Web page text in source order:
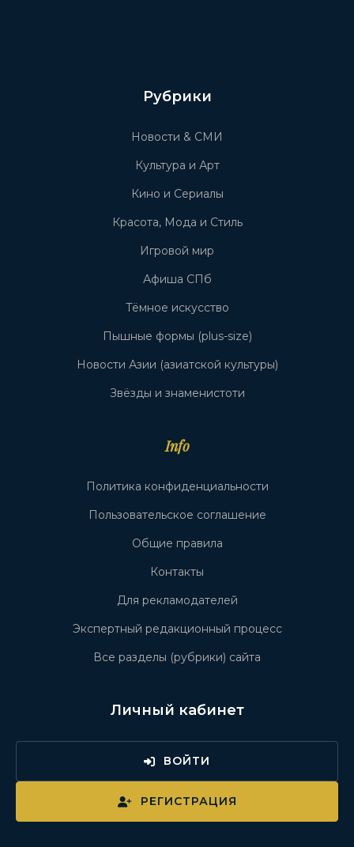
Рубрики
Новости & СМИ
Культура и Арт
Кино и Сериалы
Красота, Мода и Стиль
Игровой мир
Афиша СПб
Тёмное искусство
Пышные формы (plus-size)
Новости Азии (азиатской культуры)
Звёзды и знаменистоти
Info
Политика конфиденциальности
Пользовательское соглашение
Общие правила
Контакты
Для рекламодателей
Экспертный редакционный процесс
Все разделы (рубрики) сайта
Личный кабинет
ВОЙТИ
РЕГИСТРАЦИЯ